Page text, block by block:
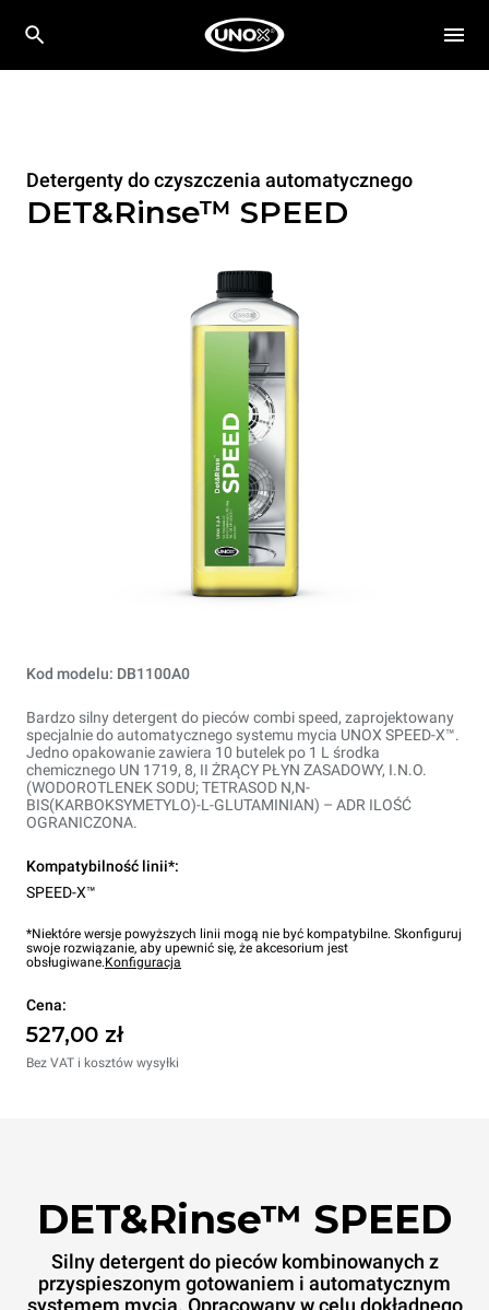
Detergenty do czyszczenia automatycznego
DET&Rinse™ SPEED
Kod modelu: DB1100A0
Bardzo silny detergent do pieców combi speed, zaprojektowany
specjalnie do automatycznego systemu mycia UNOX SPEED-X™.
Jedno opakowanie zawiera 10 butelek po 1 L środka
chemicznego UN 1719, 8, II ŻRĄCY PŁYN ZASADOWY, I.N.O.
(WODOROTLENEK SODU; TETRASOD N,N-
BIS(KARBOKSYMETYLO)-L-GLUTAMINIAN) – ADR ILOŚĆ
OGRANICZONA.
Kompatybilność linii*:
SPEED-X™
*Niektóre wersje powyższych linii mogą nie być kompatybilne. Skonfiguruj
swoje rozwiązanie, aby upewnić się, że akcesorium jest
obsługiwane.Konfiguracja
Cena:
527,00 zł
Bez VAT i kosztów wysyłki
DET&Rinse™ SPEED
Silny detergent do pieców kombinowanych z
przyspieszonym gotowaniem i automatycznym
systemem mycia. Opracowany w celu dokładnego